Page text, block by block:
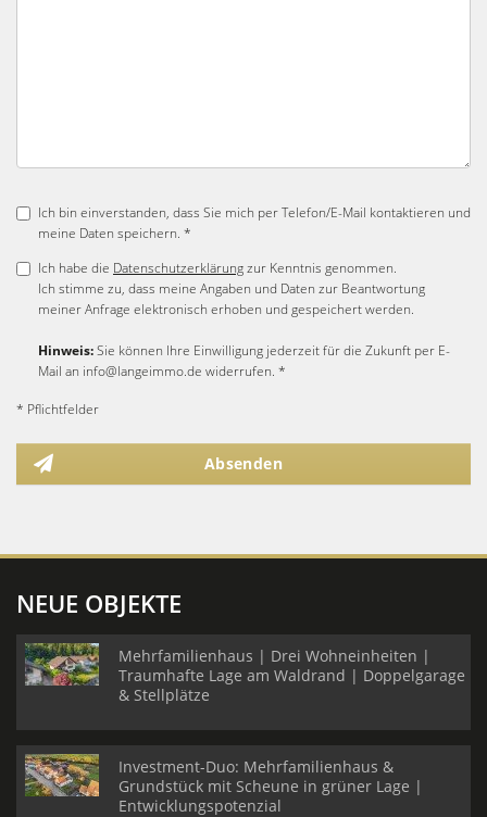
Ich bin einverstanden, dass Sie mich per Telefon/E-Mail kontaktieren und
meine Daten speichern. *
Ich habe die Datenschutzerklärungzur Kenntnis genommen.
Ich stimme zu, dass meine Angaben und Daten zur Beantwortung
meiner Anfrage elektronisch erhoben und gespeichert werden.
Hinweis:Sie können Ihre Einwilligung jederzeit für die Zukunft per E-
Mail an info@langeimmo.de widerrufen. *
* Pflichtfelder
Absenden
NEUE OBJEKTE
Mehrfamilienhaus | Drei Wohneinheiten |
Traumhafte Lage am Waldrand | Doppelgarage
& Stellplätze
Investment-Duo: Mehrfamilienhaus &
Grundstück mit Scheune in grüner Lage |
Entwicklungspotenzial